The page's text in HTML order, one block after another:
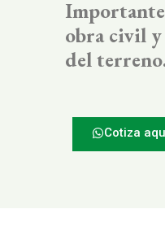
obra civil
del
Cotiza